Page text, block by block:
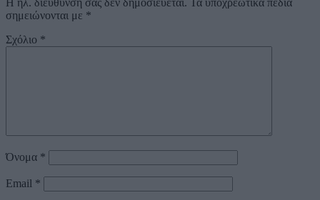
Η ηλ. διεύθυνση σας δεν δημοσιεύεται. Τα υποχρεωτικά πεδία
σημειώνονται με *
Σχόλιο *
Όνομα *
Email *